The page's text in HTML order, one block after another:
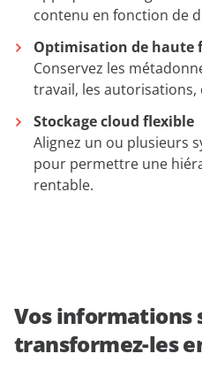
contenu en fonction de
Optimisation de haute
Conservez les
travail, les autorisations,
Stockage cloud flexible
Alignez un ou plusieurs
pour permettre une
rentable.
Vos informations
transformez-les